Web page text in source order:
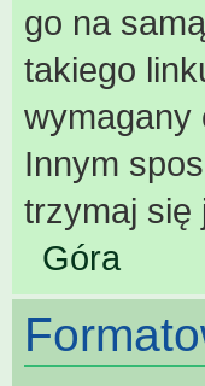
go na
takiego
wymagany
Innym
trzymaj się
Góra